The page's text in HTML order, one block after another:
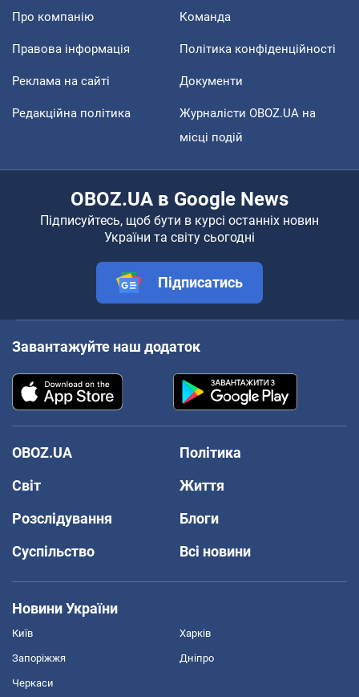
Про компанію Команда
Правова інформація Політика конфіденційності
Реклама на сайті Документи
Редакційна політика
Журналісти OBOZ.UA на
місці подій
OBOZ.UA в Google News
Підписуйтесь, щоб бути в курсі останніх новин
України та світу сьогодні
Підписатись
Завантажуйте наш додаток
OBOZ.UA
Політика
Світ
Життя
Розслідування
Блоги
Суспільство
Всі новини
Новини України
Київ Харків
Запоріжжя Дніпро
Черкаси